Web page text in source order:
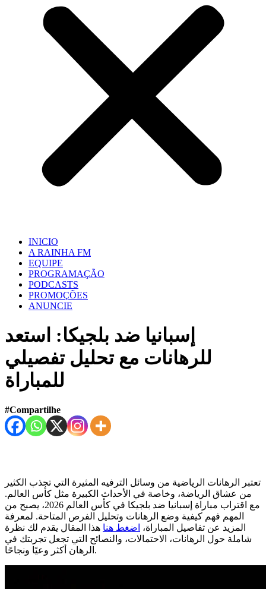
INICIO
A RAINHA FM
EQUIPE
PROGRAMAÇÃO
PODCASTS
PROMOÇÕES
ANUNCIE
إسبانيا ضد بلجيكا: استعد
للرهانات مع تحليل تفصيلي
للمباراة
#Compartilhe
تعتبر الرهانات الرياضية من وسائل الترفيه المثيرة التي تجذب الكثير
من عشاق الرياضة، وخاصة في الأحداث الكبيرة مثل كأس العالم.
مع اقتراب مباراة إسبانيا ضد بلجيكا في كأس العالم 2026، يصبح من
المهم فهم كيفية وضع الرهانات وتحليل الفرص المتاحة. لمعرفة
المزيد عن تفاصيل المباراة، اضغط هنا هذا المقال يقدم لك نظرة
شاملة حول الرهانات، الاحتمالات، والنصائح التي تجعل تجربتك في
الرهان أكثر وعيًا ونجاحًا.